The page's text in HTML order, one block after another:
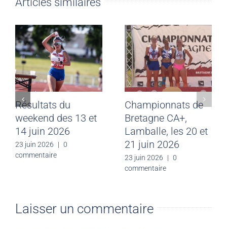
Résultats du
weekend des 13 et
14 juin 2026
23 juin 2026 | 0
commentaire
Championnats de
Bretagne CA+,
Lamballe, les 20 et
21 juin 2026
23 juin 2026 | 0
commentaire
Laisser un commentaire